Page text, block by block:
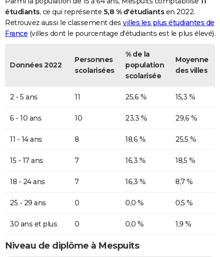
étudiants, ce qui représente 5,8 % d'étudiantsen 2022.
Retrouvez aussi le classement des villes les plus étudiantes de
France (villes dont le pourcentage d'étudiants est le plus élevé).
Données 2022
Personnes
scolarisées
% de la
population
scolarisée
Moyenne
des villes
2 - 5 ans 11 25,6 % 15,3 %
6 - 10 ans 10 23,3 % 29,6 %
11 - 14 ans 8 18,6 % 25,5 %
15 - 17 ans 7 16,3 % 18,5 %
18 - 24 ans 7 16,3 % 8,7 %
25 - 29 ans 0 0,0 % 0,5 %
30 ans et plus 0 0,0 % 1,9 %
Niveau de diplôme à Mespuits